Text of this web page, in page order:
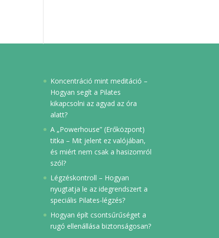
Koncentráció mint meditáció –
Hogyan segít a Pilates
kikapcsolni az agyad az óra
alatt?
A „Powerhouse” (Erőközpont)
titka – Mit jelent ez valójában,
és miért nem csak a hasizomról
szól?
Légzéskontroll – Hogyan
nyugtatja le az idegrendszert a
speciális Pilates-légzés?
Hogyan épít csontsűrűséget a
rugó ellenállása biztonságosan?